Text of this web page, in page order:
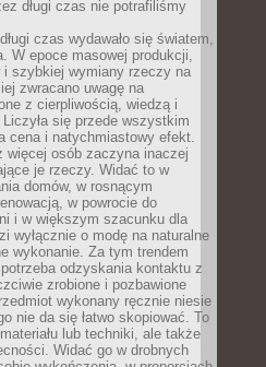
długi czas nie potrafiliśmy
czas wydawało się światem,
W epoce masowej produkcji,
i szybkiej wymiany rzeczy na
zwracano uwagę na
z cierpliwością, wiedzą i
się przede wszystkim
cena i natychmiastowy efekt.
więcej osób zaczyna inaczej
je rzeczy. Widać to w
domów, w rosnącym
w powrocie do
i w większym szacunku dla
wyłącznie o modę na naturalne
wykonanie. Za tym trendem
odzyskania kontaktu z
zrobione i pozbawione
wykonany ręcznie niesie
nie da się łatwo skopiować. To
lub techniki, ale także
Widać go w drobnych